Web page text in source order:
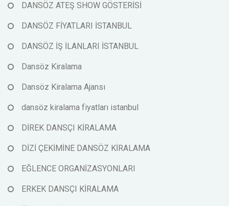
DANSÖZ ATEŞ SHOW GÖSTERİSİ
DANSÖZ FİYATLARI İSTANBUL
DANSÖZ İŞ İLANLARI İSTANBUL
Dansöz Kiralama
Dansöz Kiralama Ajansı
dansöz kiralama fiyatları istanbul
DİREK DANSÇI KİRALAMA
DİZİ ÇEKİMİNE DANSÖZ KİRALAMA
EĞLENCE ORGANİZASYONLARI
ERKEK DANSÇI KİRALAMA